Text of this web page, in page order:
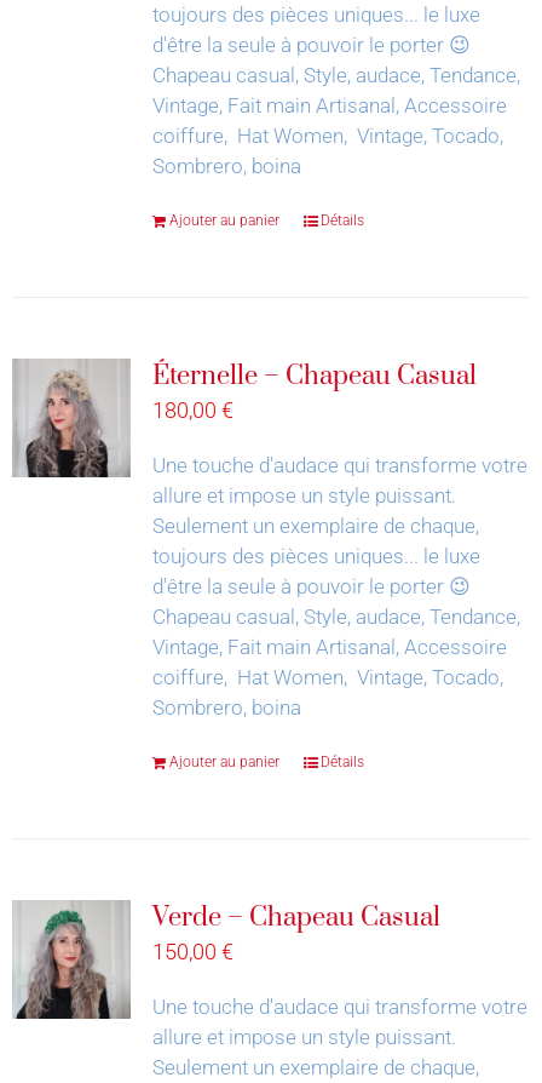
toujours des pièces uniques... le luxe
d'être la seule à pouvoir le porter 😉
Chapeau casual, Style, audace, Tendance,
Vintage, Fait main Artisanal, Accessoire
coiffure, Hat Women, Vintage, Tocado,
Sombrero, boina
Ajouter au panier Détails
Éternelle – Chapeau Casual
180,00 €
Une touche d'audace qui transforme votre
allure et impose un style puissant.
Seulement un exemplaire de chaque,
toujours des pièces uniques... le luxe
d'être la seule à pouvoir le porter 😉
Chapeau casual, Style, audace, Tendance,
Vintage, Fait main Artisanal, Accessoire
coiffure, Hat Women, Vintage, Tocado,
Sombrero, boina
Ajouter au panier Détails
Verde – Chapeau Casual
150,00 €
Une touche d'audace qui transforme votre
allure et impose un style puissant.
Seulement un exemplaire de chaque,